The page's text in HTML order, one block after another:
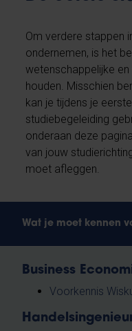
Om verdere stappen
ondernemen, is het
wetenschappelijke
houden. Misschien
kan je tijdens je
studiebegeleiding
onderaan deze
van jouw
moet afleggen.
Wat je moet kennen
Business
Voorkennis